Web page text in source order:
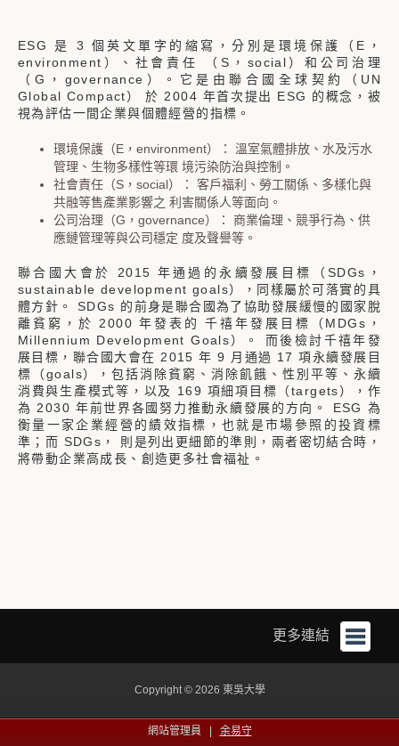
ESG 是 3 個英文單字的縮寫，分別是環境保護（E，
environment）、社會責任 （S，social）和公司治理
（G，governance）。它是由聯合國全球契約（UN
Global Compact） 於 2004 年首次提出 ESG 的概念，被
視為評估一間企業與個體經營的指標。
環境保護（E，environment）： 溫室氣體排放、水及污水
管理、生物多樣性等環 境污染防治與控制。
社會責任（S，social）： 客戶福利、勞工關係、多樣化與
共融等售產業影響之 利害關係人等面向。
公司治理（G，governance）： 商業倫理、競爭行為、供
應鏈管理等與公司穩定 度及聲譽等。
聯合國大會於 2015 年通過的永續發展目標（SDGs，
sustainable development goals），同樣屬於可落實的具
體方針。 SDGs 的前身是聯合國為了協助發展緩慢的國家脫
離貧窮，於 2000 年發表的 千禧年發展目標（MDGs，
Millennium Development Goals）。 而後檢討千禧年發
展目標，聯合國大會在 2015 年 9 月通過 17 項永續發展目
標（goals），包括消除貧窮、消除飢餓、性別平等、永續
消費與生產模式等，以及 169 項細項目標（targets），作
為 2030 年前世界各國努力推動永續發展的方向。 ESG 為
衡量一家企業經營的績效指標，也就是市場參照的投資標
準；而 SDGs， 則是列出更細節的準則，兩者密切結合時，
將帶動企業高成長、創造更多社會福祉。
更多連結
Copyright © 2026 東吳大學
網站管理員 | 余易守